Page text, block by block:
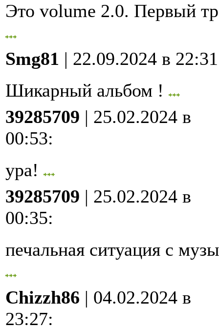
Это volume 2.0. Первый
Smg81 | 22.09.2024 в 22:31
Шикарный альбом !
39285709 | 25.02.2024 в
00:53:
ура!
39285709 | 25.02.2024 в
00:35:
печальная ситуация с
Chizzh86 | 04.02.2024 в
23:27: